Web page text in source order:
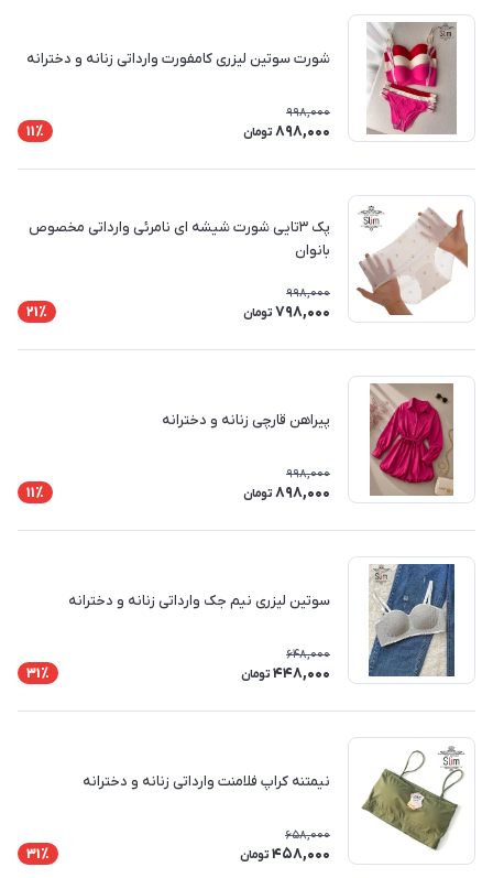
شورت سوتین لیزری کامفورت وارداتی زنانه و دخترانه
998,000
898,000 تومان 11٪
پک ۳تایی شورت شیشه ای نامرئی وارداتی مخصوص
بانوان
998,000
798,000 تومان 21٪
پیراهن قارچی زنانه و دخترانه
998,000
898,000 تومان 11٪
سوتین لیزری نیم جک وارداتی زنانه و دخترانه
648,000
448,000 تومان 31٪
نیمتنه کراپ فلامنت وارداتی زنانه و دخترانه
658,000
458,000 تومان 31٪